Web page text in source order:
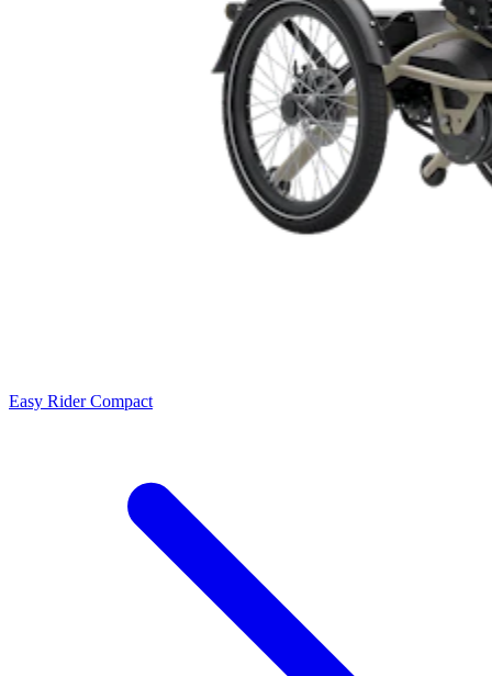
Easy Rider Compact